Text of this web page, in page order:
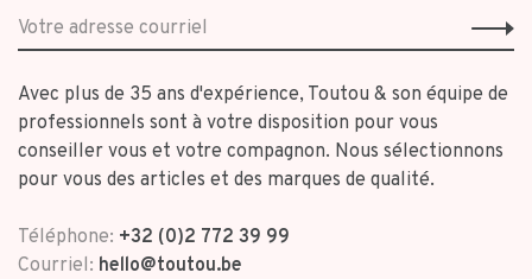
Avec plus de 35 ans d'expérience, Toutou & son équipe de
professionnels sont à votre disposition pour vous
conseiller vous et votre compagnon. Nous sélectionnons
pour vous des articles et des marques de qualité.
Téléphone: +32 (0)2 772 39 99
Courriel: hello@toutou.be